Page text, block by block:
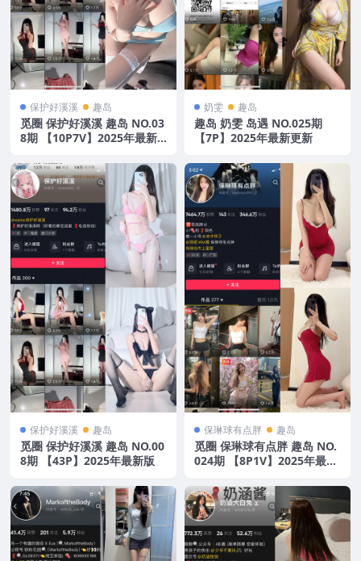
保护好溪溪 趣岛
觅圈 保护好溪溪 趣岛 NO.03
8期 【10P7V】2025年最新
奶雯 趣岛
趣岛 奶雯 岛遇 NO.025期
【7P】2025年最新更新
保护好溪溪 趣岛
觅圈 保护好溪溪 趣岛 NO.00
8期 【43P】2025年最新版
保琳球有点胖 趣岛
觅圈 保琳球有点胖 趣岛 NO.
024期 【8P1V】2025年最新